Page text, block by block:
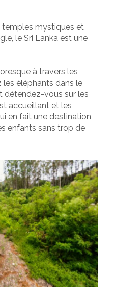
temples mystiques et
le Sri Lanka est une
à travers les
éléphants dans le
détendez-vous sur les
accueillant et les
en fait une destination
enfants sans trop de